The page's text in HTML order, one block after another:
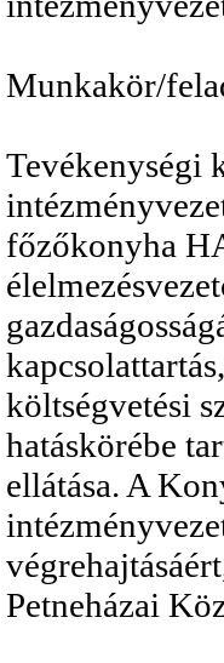
Munkakör/
Tevékenységi
főzőkonyha
költségvetési
hatáskörébe
ellátása. A
Petneházai